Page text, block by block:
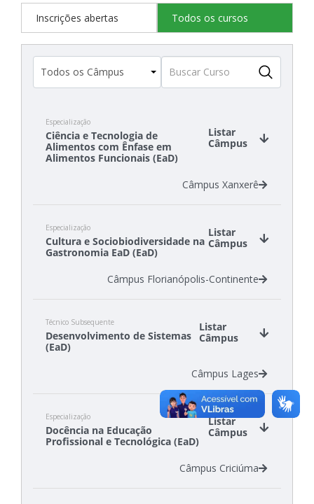
Inscrições abertas Todos os cursos
Especialização
Ciência e Tecnologia de
Alimentos com Ênfase em
Alimentos Funcionais (EaD)
Listar
Câmpus
Câmpus Xanxerê
Especialização
Cultura e Sociobiodiversidade na
Gastronomia EaD (EaD)
Listar
Câmpus
Câmpus Florianópolis-Continente
Técnico Subsequente
Desenvolvimento de Sistemas
(EaD)
Listar
Câmpus
Câmpus Lages
Especialização
Docência na Educação
Profissional e Tecnológica (EaD)
Listar
Câmpus
Câmpus Criciúma